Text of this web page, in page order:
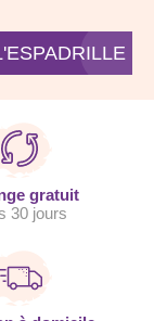
gratuit
30 jours